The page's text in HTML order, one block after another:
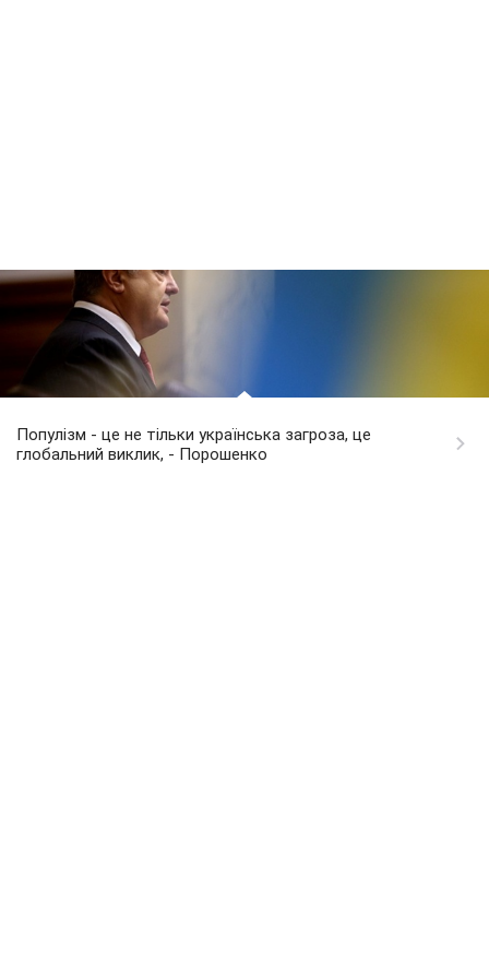
Популізм - це не тільки українська загроза, це
глобальний виклик, - Порошенко